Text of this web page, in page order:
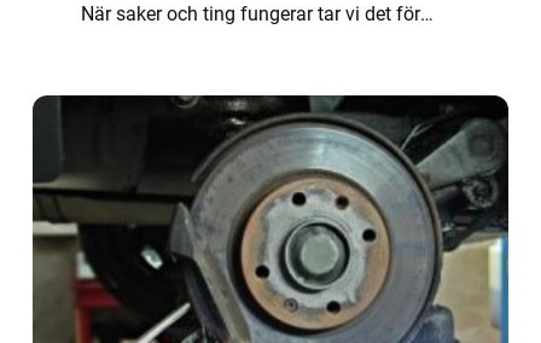
När saker och ting fungerar tar vi det för